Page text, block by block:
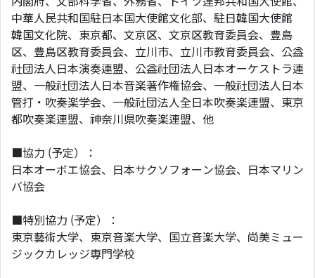
中華人民共和国駐日本国大使館文化部、駐日韓国大使館
韓国文化院、東京都、文京区、文京区教育委員会、豊島
区、豊島区教育委員会、立川市、立川市教育委員会、公益
社団法人日本演奏連盟、公益社団法人日本オーケストラ連
盟、一般社団法人日本音楽著作権協会、一般社団法人日本
管打・吹奏楽学会、一般社団法人全日本吹奏楽連盟、東京
都吹奏楽連盟、神奈川県吹奏楽連盟、他
■協力 (予定）：
日本オーボエ協会、日本サクソフォーン協会、日本マリン
バ協会
■特別協力 (予定）：
東京藝術大学、東京音楽大学、国立音楽大学、尚美ミュー
ジックカレッジ専門学校